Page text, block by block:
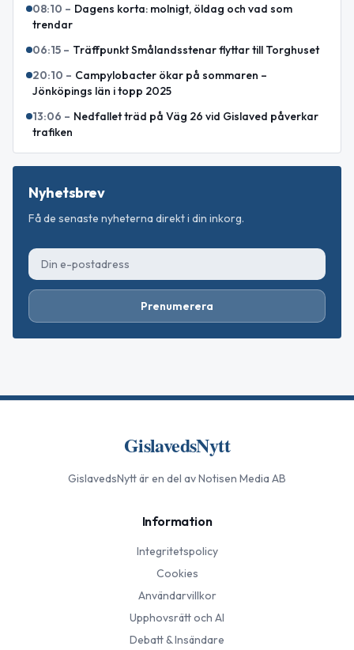
08:10 – Dagens korta: molnigt, öldag och vad som
trendar
06:15 – Träffpunkt Smålandsstenar flyttar till Torghuset
20:10 – Campylobacter ökar på sommaren –
Jönköpings län i topp 2025
13:06 – Nedfallet träd på Väg 26 vid Gislaved påverkar
trafiken
Nyhetsbrev
Få de senaste nyheterna direkt i din inkorg.
Prenumerera
GislavedsNytt
GislavedsNyttär en del av Notisen Media AB
Information
Integritetspolicy
Cookies
Användarvillkor
Upphovsrätt och AI
Debatt & Insändare